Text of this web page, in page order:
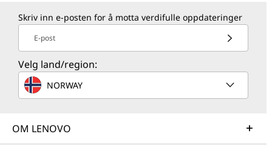
Skriv inn e-posten for å motta verdifulle oppdateringer
E-post
Velg land/region:
NORWAY
OM LENOVO